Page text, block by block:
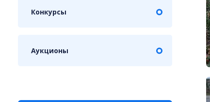
Конкурсы
Аукционы